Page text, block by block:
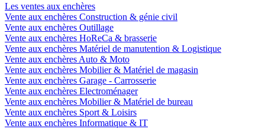
Les ventes aux enchères
Vente aux enchères Construction & génie civil
Vente aux enchères Outillage
Vente aux enchères HoReCa & brasserie
Vente aux enchères Matériel de manutention & Logistique
Vente aux enchères Auto & Moto
Vente aux enchères Mobilier & Matériel de magasin
Vente aux enchères Garage - Carrosserie
Vente aux enchères Electroménager
Vente aux enchères Mobilier & Matériel de bureau
Vente aux enchères Sport & Loisirs
Vente aux enchères Informatique & IT